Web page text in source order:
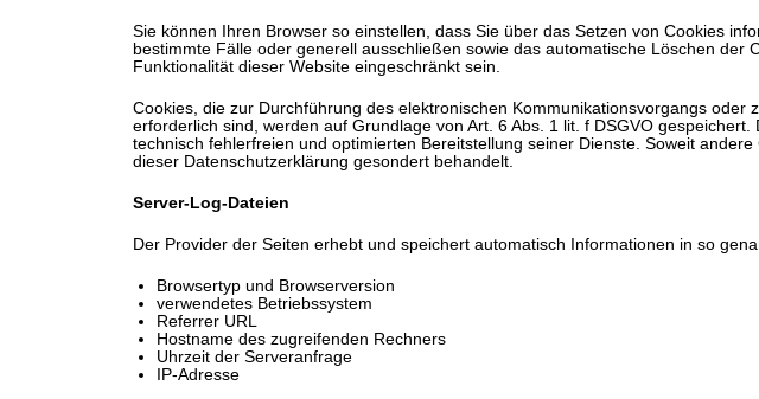
Sie können Ihren Browser so einstellen, dass Sie über das Setzen von Cookies
bestimmte Fälle oder generell ausschließen sowie das automatische Löschen
Funktionalität dieser Website eingeschränkt sein.
Cookies, die zur Durchführung des elektronischen Kommunikationsvorgangs
erforderlich sind, werden auf Grundlage von Art. 6 Abs. 1 lit. f DSGVO
technisch fehlerfreien und optimierten Bereitstellung seiner Dienste. Soweit
dieser Datenschutzerklärung gesondert behandelt.
Server-Log-Dateien
Der Provider der Seiten erhebt und speichert automatisch Informationen in so
Browsertyp und Browserversion
verwendetes Betriebssystem
Referrer URL
Hostname des zugreifenden Rechners
Uhrzeit der Serveranfrage
IP-Adresse